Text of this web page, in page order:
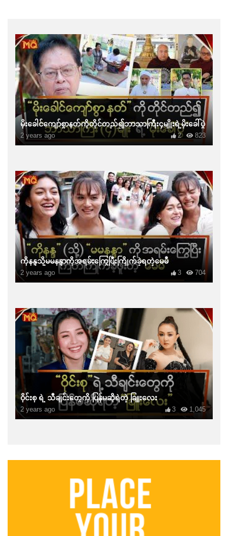
မိုးခေါင်ကျော်စွာနတ်ကိုတိုင်တည်၍ဘာသာကြီး၄မျိုးရဲ့မိုးခေါ်ပွဲ
2 years ago 823
2
ကိုနန္ဒသို့မမနန္ဒာကိုအရမ်းကြွေပြီးကြိုက်ခဲ့ရတဲ့မေမီ
2 years ago 704
3
ဝိုင်းစု ရဲ့ သီချင်းတွေကို ပြန်မဆိုရဲတဲ့ ခြူးလေး
2 years ago 1,045
3